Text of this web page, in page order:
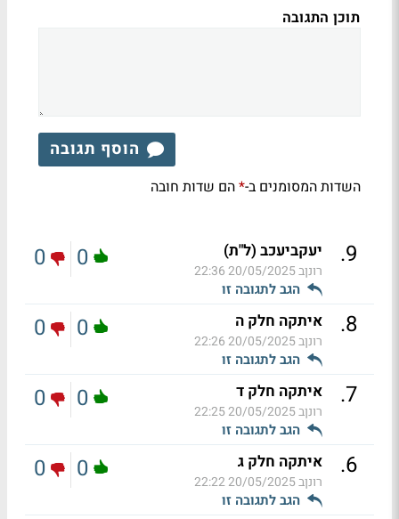
תוכן התגובה
הוסף תגובה
השדות המסומנים ב-*הם שדות חובה
9
. יעקביעכב (ל"ת)
רונןב20/05/2025 22:36
הגב לתגובה זו
0
0
8
. איתקה חלק ה
רונןב20/05/2025 22:26
הגב לתגובה זו
0
0
7
. איתקה חלק ד
רונןב20/05/2025 22:25
הגב לתגובה זו
0
0
6
. איתקה חלק ג
רונןב20/05/2025 22:22
הגב לתגובה זו
0
0